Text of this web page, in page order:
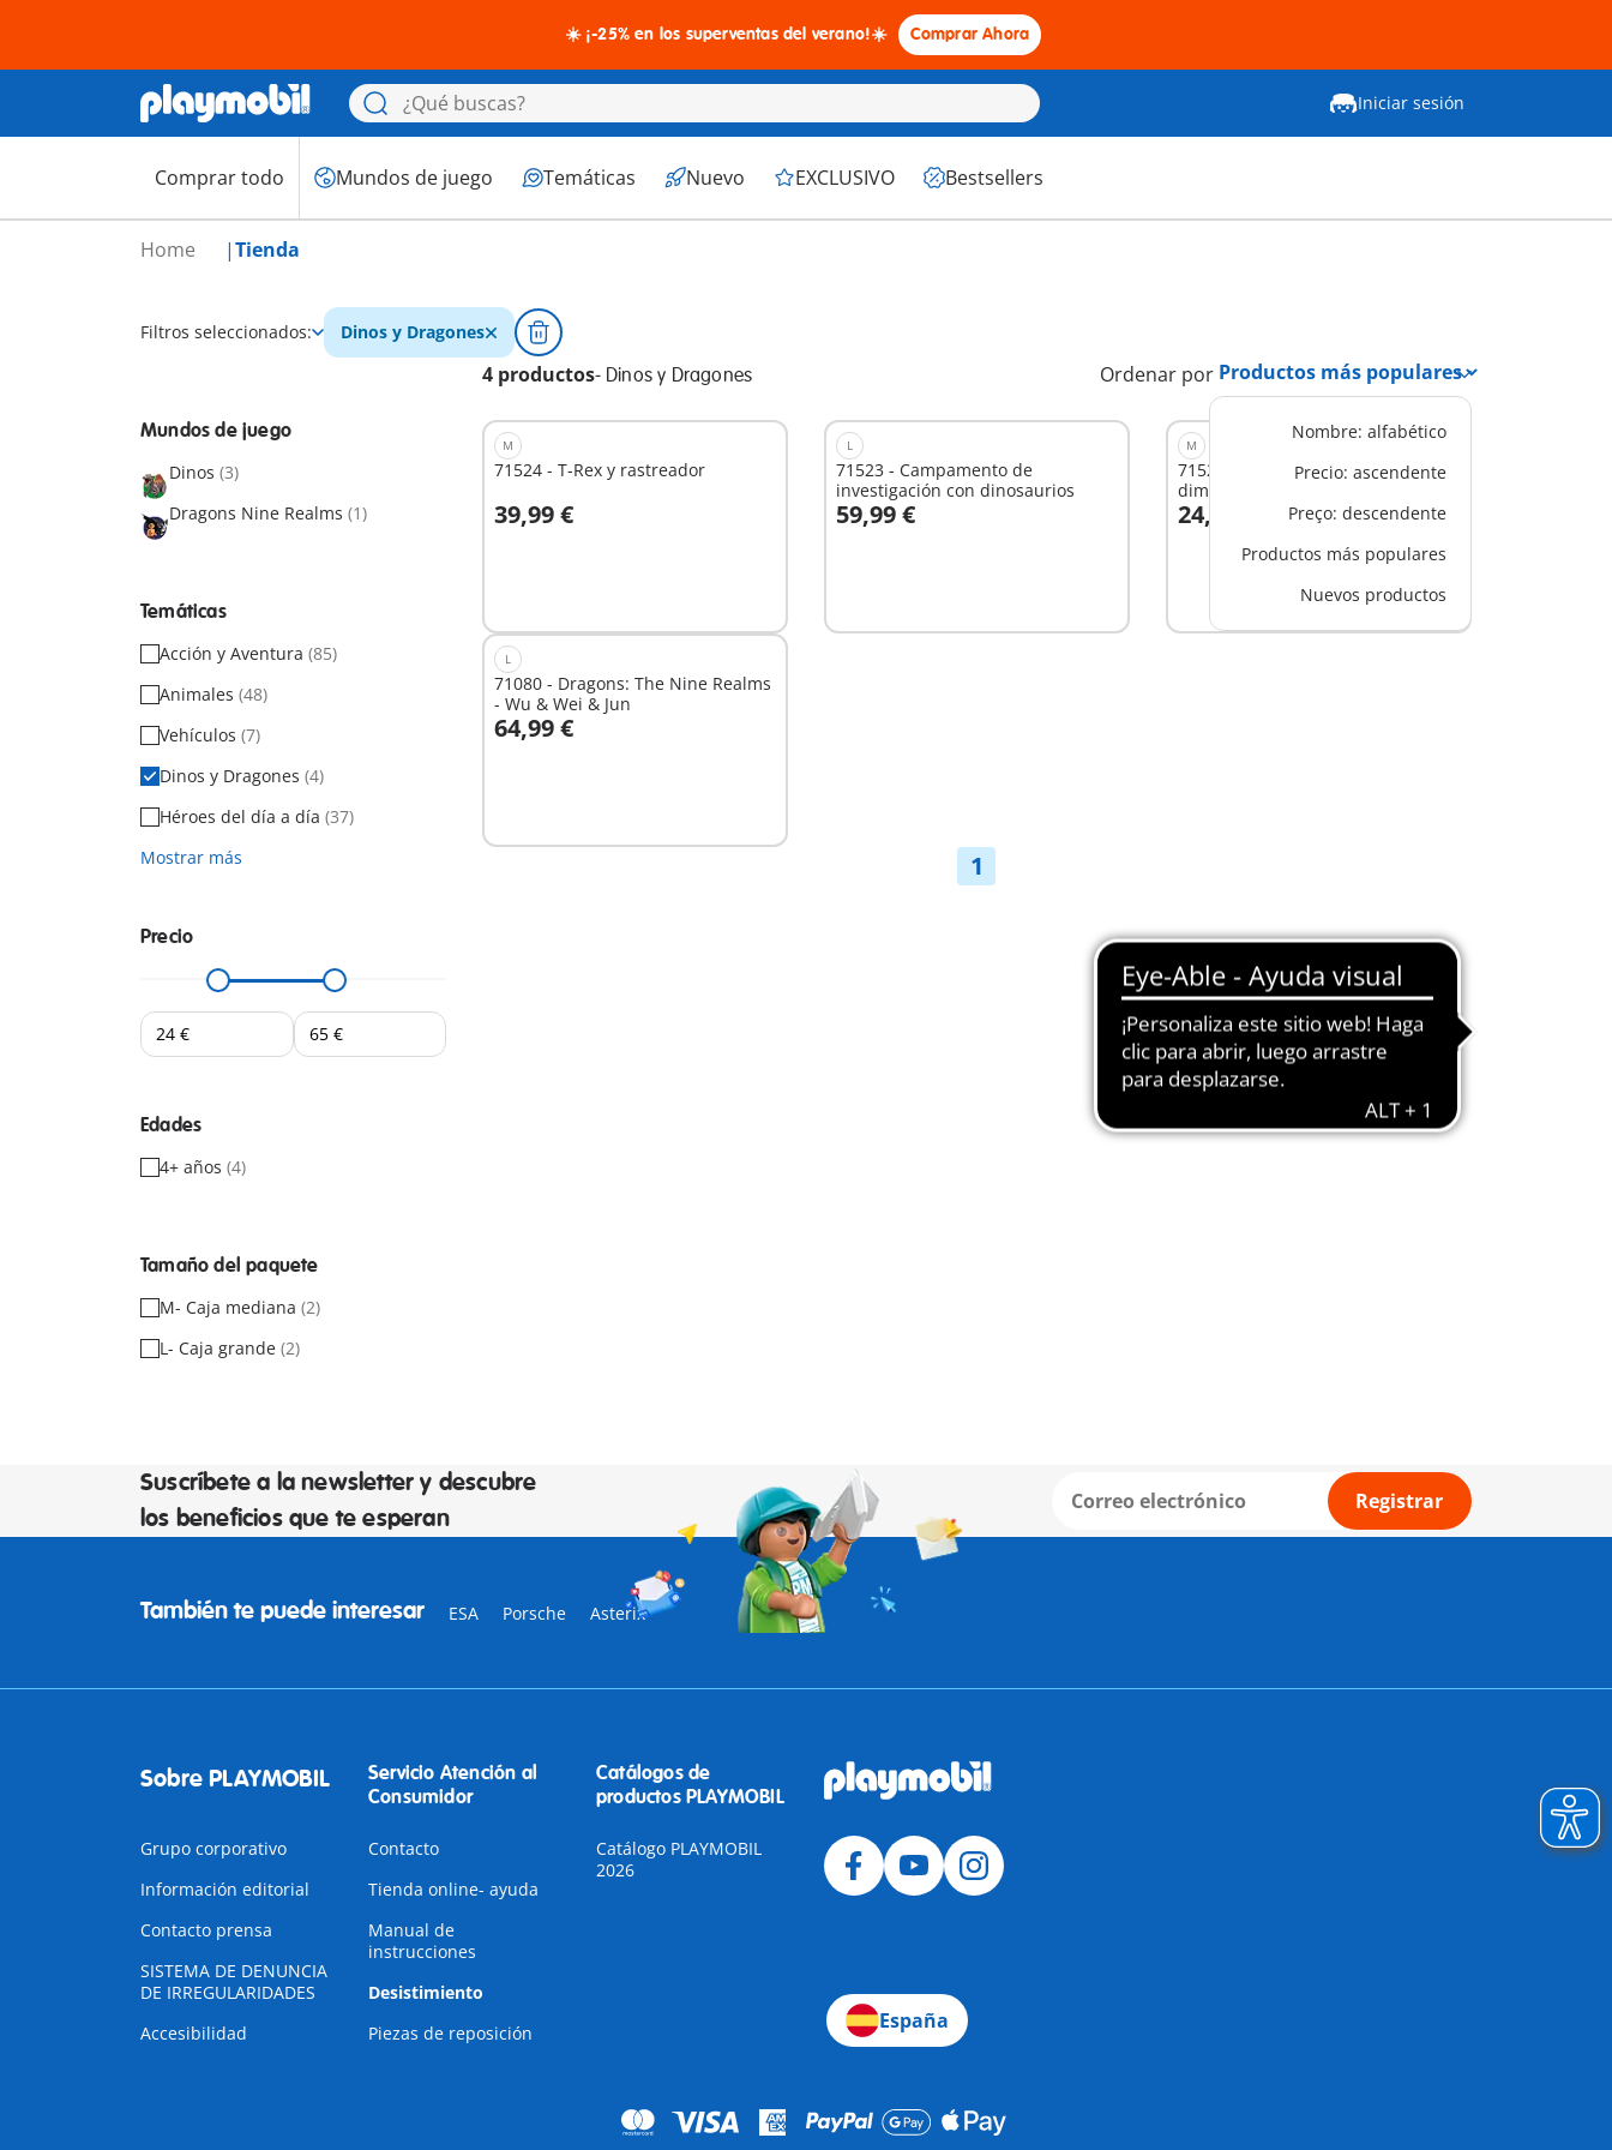
☀️ ¡-25% en los superventas del verano!☀️ Comprar Ahora
Iniciar sesión
Comprar todo Mundos de juego Temáticas Nuevo EXCLUSIVO Bestsellers
Home Tienda
Filtros seleccionados: Dinos y Dragones
4 productos- Dinos y Dragones Ordenar por
Nombre: alfabético
Precio: ascendente
Preço: descendente
Productos más populares
Nuevos productos
Mundos de juego
Dinos (3)
Dragons Nine Realms (1)
Temáticas
Acción y Aventura (85)
Animales (48)
Vehículos (7)
Dinos y Dragones (4)
Héroes del día a día (37)
Mostrar más
Precio
Edades
4+ años (4)
Tamaño del paquete
M- Caja mediana (2)
L- Caja grande (2)
M
71524 - T-Rex y rastreador
39,99 €
A la cesta
L
71523 - Campamento de
investigación con dinosaurios
59,99 €
A la cesta
M
71525 - Observatorio del
dimorphodon
24,99 €
A la cesta
L
71080 - Dragons: The Nine Realms
- Wu & Wei & Jun
64,99 €
1
Suscríbete a la newsletter y descubre
los beneficios que te esperan
Registrar
También te puede interesar ESA Porsche Asterix
Sobre PLAYMOBIL
Grupo corporativo
Información editorial
Contacto prensa
SISTEMA DE DENUNCIA
DE IRREGULARIDADES
Accesibilidad
Servicio Atención al
Consumidor
Contacto
Tienda online- ayuda
Manual de
instrucciones
Desistimiento
Piezas de reposición
Catálogos de
productos PLAYMOBIL
Catálogo PLAYMOBIL
2026
España